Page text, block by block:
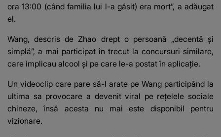
ora 13:00 (când familia lui l-a găsit) era mort”, a adăugat
el.
Wang, descris de Zhao drept o persoană „decentă și
simplă”, a mai participat în trecut la concursuri similare,
care implicau alcool și pe care le-a postat în aplicație.
Un videoclip care pare să-l arate pe Wang participând la
ultima sa provocare a devenit viral pe rețelele sociale
chineze, însă acesta nu mai este disponibil pentru
vizionare.